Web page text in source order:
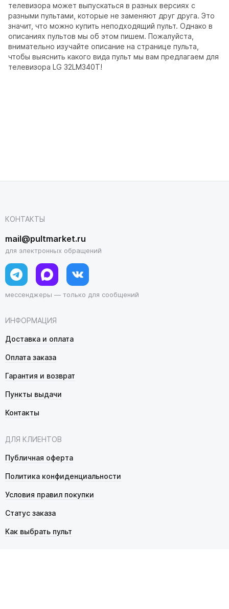
телевизора может выпускаться в разных версиях с
разными пультами, которые не заменяют друг друга. Это
значит, что можно купить неподходящий пульт. Однако в
описаниях пультов мы об этом пишем. Пожалуйста,
внимательно изучайте описание на странице пульта,
чтобы выяснить какого вида пульт мы вам предлагаем для
телевизора LG 32LM340T!
ИНФОРМАЦИЯ
Доставка и оплата
Оплата заказа
Гарантия и возврат
Пункты выдачи
Контакты
ДЛЯ КЛИЕНТОВ
Публичная оферта
Политика конфиденциальности
Условия правил покупки
Статус заказа
Как выбрать пульт
КОНТАКТЫ
mail@pultmarket.ru
для электронных обращений
мессенджеры — только для сообщений